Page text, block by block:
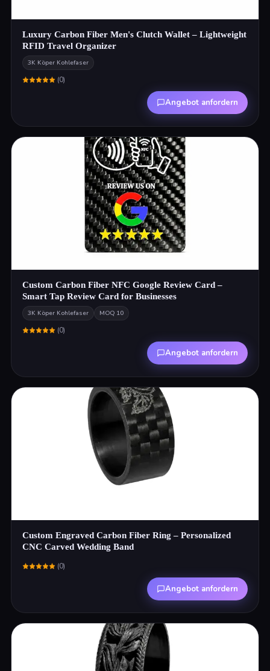
Luxury Carbon Fiber Men's Clutch Wallet – Lightweight
RFID Travel Organizer
3K Köper Kohlefaser
(0)
Angebot anfordern
Custom Carbon Fiber NFC Google Review Card –
Smart Tap Review Card for Businesses
3K Köper Kohlefaser MOQ 10
(0)
Angebot anfordern
Custom Engraved Carbon Fiber Ring – Personalized
CNC Carved Wedding Band
(0)
Angebot anfordern